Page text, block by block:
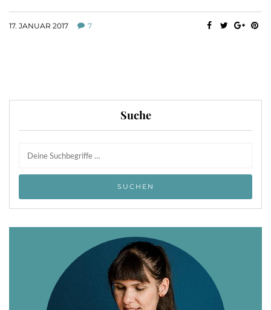
17. JANUAR 2017 7
Suche